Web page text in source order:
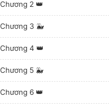
Chương 2 👑
Chương 3 🐳
Chương 4 👑
Chương 5 🐳
Chương 6 👑